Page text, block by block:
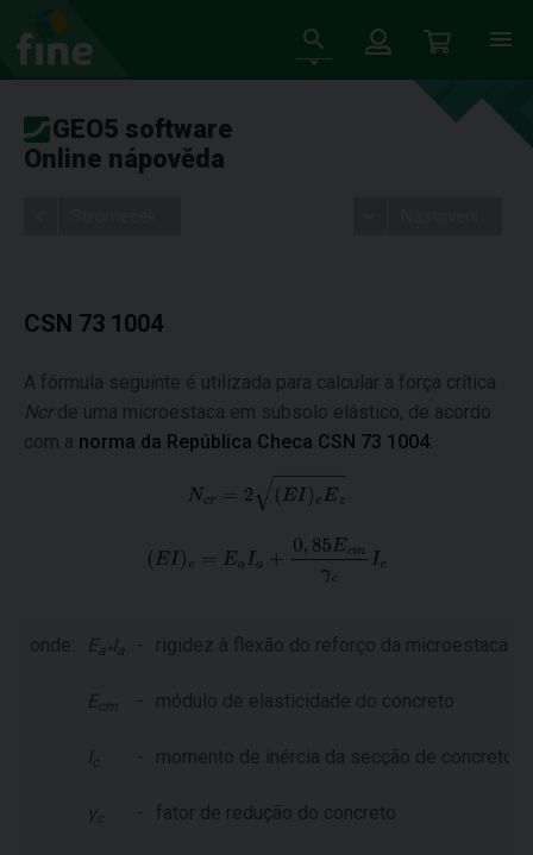
GEO5 software
Online nápověda
CSN 73 1004
A fórmula seguinte é utilizada para calcular a força crítica
Ncr de uma microestaca em subsolo elástico, de acordo
com a norma da República Checa CSN 73 1004
onde: E a* I a - rigidez à flexão do reforço da microestaca
E cm - módulo de elasticidade do concreto
I - momento de inércia da secção de concreto
γ - fator de redução do concreto